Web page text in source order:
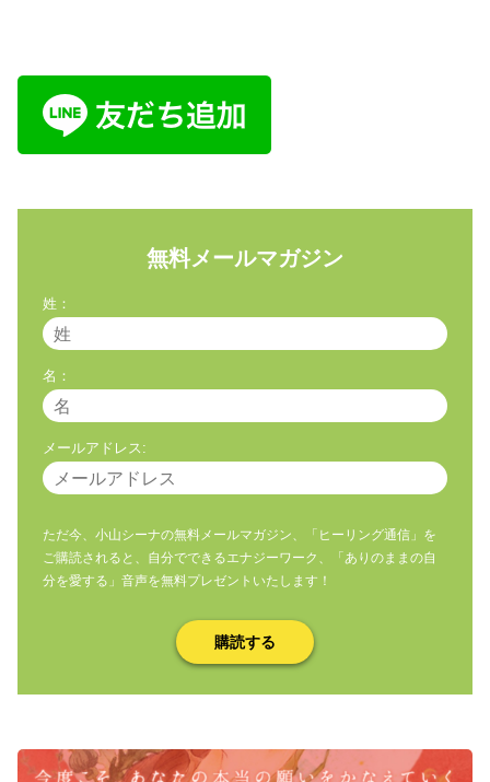
無料メールマガジン
姓：
名：
メールアドレス:
ただ今、小山シーナの無料メールマガジン、「ヒーリング通信」を
ご購読されると、自分でできるエナジーワーク、「ありのままの自
分を愛する」音声を無料プレゼントいたします！
購読する